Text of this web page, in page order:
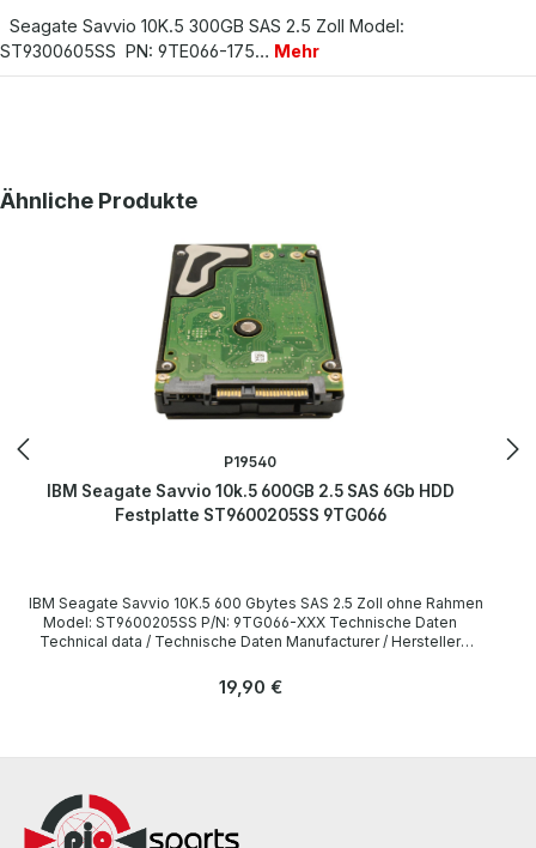
Seagate Savvio 10K.5 300GB SAS 2.5 Zoll Model:
ST9300605SS PN: 9TE066-175… Mehr
Produktgalerie überspringen
Ähnliche Produkte
P19540
IBM Seagate Savvio 10k.5 600GB 2.5 SAS 6Gb HDD
Festplatte ST9600205SS 9TG066
Model: ST9600205SS P/N: 9TG066-XXX Technische Daten
Technical data / Technische Daten Manufacturer / Hersteller
included. / Treiber und Software sind nicht im Lieferumfang
Die Hardware wurde von uns überholt und getestet. More
information and details can be found on the pages of the
manufacturer. Weitere Informationen und Details finden Sie auf den
Regulärer Preis:
19,90 €